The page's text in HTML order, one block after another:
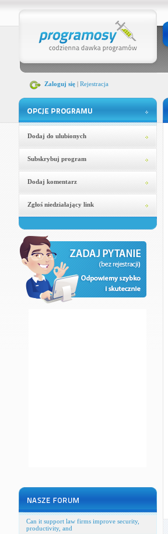
Zaloguj się| Rejestracja
Dodaj do ulubionych
Subskrybuj program
Dodaj komentarz
Zgłoś niedziałający link
Can it support law firms improve security,
productivity, and